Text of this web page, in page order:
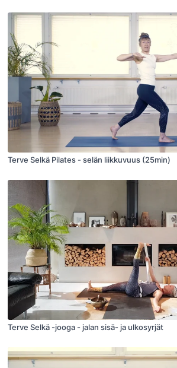
Terve Selkä Pilates - selän liikkuvuus (25min)
Terve Selkä -jooga - jalan sisä- ja ulkosyrjät